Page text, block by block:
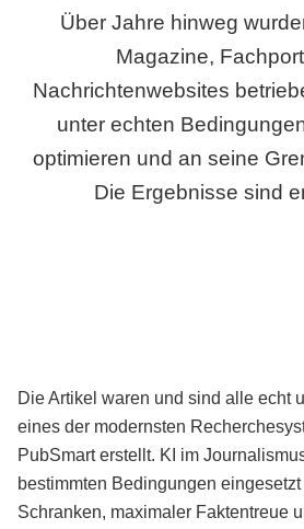
Über Jahre hinweg
Magazine,
Nachrichtenwebsites
unter echten
optimieren und an seine
Die Ergebnisse sind
Die Artikel waren und sind alle echt
eines der modernsten
PubSmart erstellt. KI im
bestimmten Bedingungen
Schranken, maximaler Faktentreue